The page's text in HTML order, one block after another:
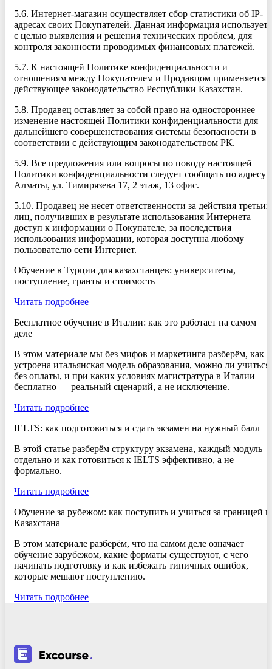
5.6. Интернет-магазин осуществляет сбор статистики об IP-
адресах своих Покупателей. Данная информация
с целью выявления и решения технических проблем, для
контроля законности проводимых финансовых платежей.
5.7. К настоящей Политике конфиденциальности и
отношениям между Покупателем и Продавцом применяется
действующее законодательство Республики Казахстан.
5.8. Продавец оставляет за собой право на одностороннее
изменение настоящей Политики конфиденциальности для
дальнейшего совершенствования системы безопасности в
соответствии с действующим законодательством РК.
5.9. Все предложения или вопросы по поводу настоящей
Политики конфиденциальности следует сообщать по адресу:
Алматы, ул. Тимирязева 17, 2 этаж, 13 офис.
5.10. Продавец не несет ответственности за действия третьих
лиц, получивших в результате использования Интернета
доступ к информации о Покупателе, за последствия
использования информации, которая доступна любому
пользователю сети Интернет.
Обучение в Турции для казахстанцев: университеты,
поступление, гранты и стоимость
Читать подробнее
Бесплатное обучение в Италии: как это работает на самом
деле
В этом материале мы без мифов и маркетинга разберём, как
устроена итальянская модель образования, можно ли учиться
без оплаты, и при каких условиях магистратура в Италии
бесплатно — реальный сценарий, а не исключение.
Читать подробнее
IELTS: как подготовиться и сдать экзамен на нужный балл
В этой статье разберём структуру экзамена, каждый модуль
отдельно и как готовиться к IELTS эффективно, а не
формально.
Читать подробнее
Обучение за рубежом: как поступить и учиться за границей
Казахстана
В этом материале разберём, что на самом деле означает
обучение зарубежом, какие форматы существуют, с чего
начинать подготовку и как избежать типичных ошибок,
которые мешают поступлению.
Читать подробнее